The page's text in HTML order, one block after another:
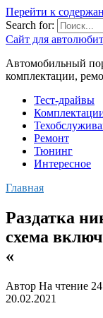
Перейти к
Search for:
Сайт для
Автомобильный
комплектации,
Тест-драйвы
Ремонт
Тюнинг
Интересное
Главная
Раздатка
схема
«
Автор На чтение
20.02.2021